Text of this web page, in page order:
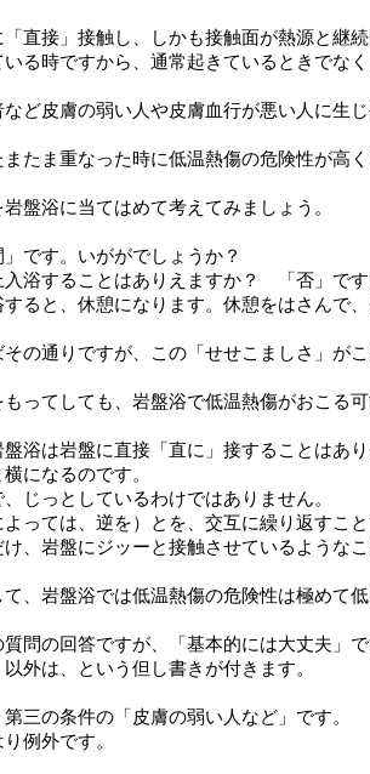
直接」接触し、しかも接触面が熱源と継
る時ですから、通常起きているときでな
ど皮膚の弱い人や皮膚血行が悪い人に生じ
たま重なった時に低温熱傷の危険性が高く
盤浴に当てはめて考えてみましょう。
です。いががでしょうか？
浴することはありえますか？ 「否」です
すると、休憩になります。休憩をはさんで
の通りですが、この「せせこましさ」が
ってしても、岩盤浴で低温熱傷がおこる
浴は岩盤に直接「直に」接することはあ
になるのです。
じっとしているわけではありません。
っては、逆を）とを、交互に繰り返すこ
、岩盤にジッーと接触させているようなこ
、岩盤浴では低温熱傷の危険性は極めて
問の回答ですが、「基本的には大丈夫」で
外は、という但し書きが付きます。
三の条件の「皮膚の弱い人など」です。
例外です。